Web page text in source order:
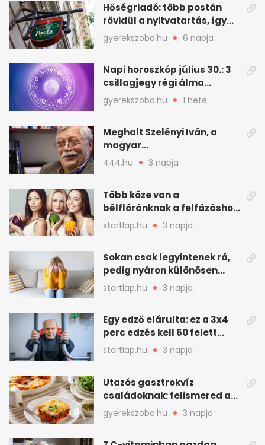
Hőségriadó: több postán
rövidül a nyitvatartás, így
intézkedik a Magyar Posta
gyerekszoba.hu 6 napja
Napi horoszkóp július 30.: 3
csillagjegy régi álma
teljesülhet
gyerekszoba.hu 1 hete
Meghalt Szelényi Iván, a
magyar
társadalomtudomány
meghatározó alakja
444.hu 3 napja
Több köze van a
bélflóránknak a felfázáshoz,
mint hinnénk – Így védhetjük
nyáron a húgyutakat (x)
startlap.hu 3 napja
Sokan csak legyintenek rá,
pedig nyáron különösen
gyakran jelentkezik ez a
kellemetlen betegség
startlap.hu 3 napja
Egy edző elárulta: ez a 3x4
perc edzés kell 60 felett
mindenkinek
startlap.hu 3 napja
Utazós gasztrokvíz
családoknak: felismered az
asadót és társait?
gyerekszoba.hu 3 napja